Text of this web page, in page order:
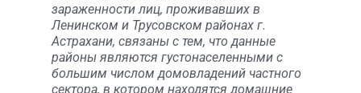
зараженности лиц, проживавших в
Ленинском и Трусовском районах г.
Астрахани, связаны с тем, что данные
районы являются густонаселенными с
большим числом домовладений частного
сектора, в котором находятся домашние